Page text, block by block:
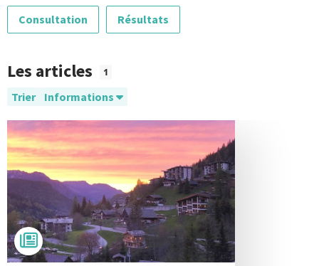
Consultation Résultats
Les articles 1
Trier Informations